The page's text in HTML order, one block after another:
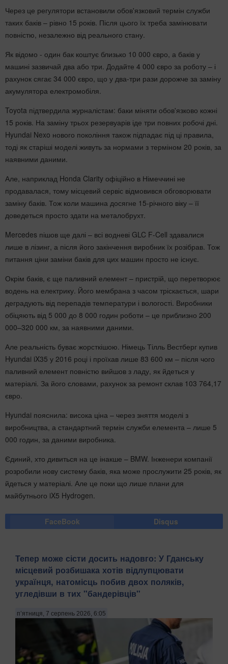
Через це регулятори встановили обов'язковий термін служби
таких баків – рівно 15 років. Після цього їх треба замінювати
повністю, незалежно від реального стану.
Як відомо - один бак коштує близько 10 000 євро, а баків у
машині зазвичай два або три. Додайте 4 000 євро за роботу – і
рахунок сягає 34 000 євро, що у два-три рази дорожче за заміну
акумулятора електромобіля.
Toyota підтвердила журналістам: баки міняти обов'язково кожні
15 років. На заміну трьох резервуарів іде три повних робочі дні.
Hyundai Nexo нового покоління також підпадає під ці правила,
тоді як старіші моделі живуть за нормами з терміном 20 років, за
наявними даними.
Але, наприклад Honda Clarity офіційно в Німеччині не
продавалася, тому місцевий сервіс відмовився обговорювати
заміну баків. Тож коли машина досягне 15-річного віку – її
доведеться просто здати на металобрухт.
Mercedes пішов ще далі – всі водневі GLC F-Cell здавалися
лише в лізинг, а після його закінчення виробник їх розібрав. Тож
питання ціни заміни баків для цих машин просто не існує.
Окрім баків, є ще паливний елемент – пристрій, що перетворює
водень на електрику. Його мембрана з часом тріскається, шари
деградують від перепадів температури і вологості. Виробники
обіцяють від 5 000 до 8 000 годин роботи – це приблизно 200
000–320 000 км, за наявними даними.
Але реальність буває жорсткішою. Німець Тілль Вестберг купив
Hyundai iX35 у 2016 році і проїхав лише 83 600 км – після чого
паливний елемент повністю вийшов з ладу, як йдеться у
матеріалі. За його словами, рахунок за ремонт склав 103 764,17
євро.
Hyundai пояснила: висока ціна – через зняття моделі з
виробництва, а стандартний термін служби елемента – лише 5
000 годин, за даними виробника.
Єдиний, хто дивиться на це інакше – BMW. Інженери компанії
розробили нову систему баків, яка може прослужити 25 років, як
йдеться у матеріалі. Але це поки що лише плани для
майбутнього iX5 Hydrogen.
FaceBook Disqus
Тепер може сісти досить надовго: У Гданську
місцевий розбишака хотів відлупцювати
українця, натомісць побив двох поляків,
угледівши в тих "бандерівців"
п’ятниця, 7 серпень 2026, 6:05